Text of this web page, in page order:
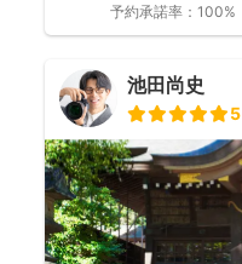
予約承諾率： 100%
池田尚史
5